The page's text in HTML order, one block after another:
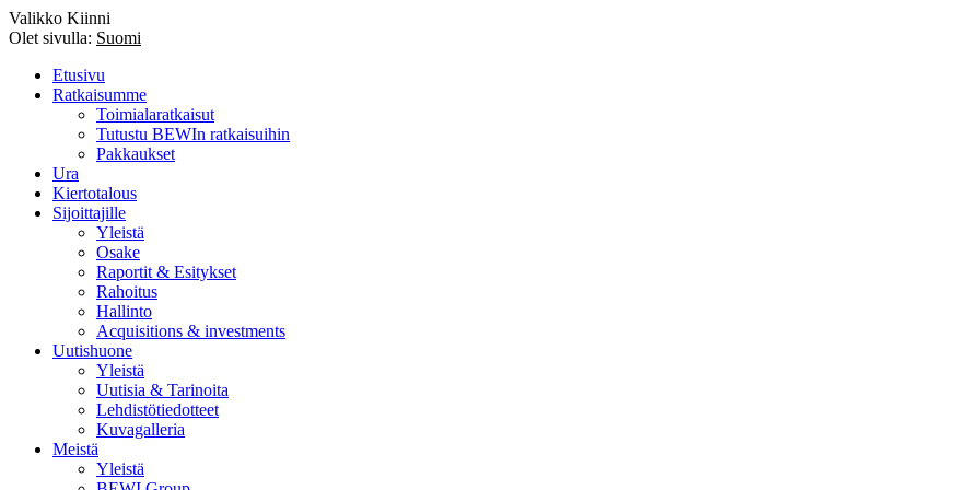
Valikko Kiinni
Olet sivulla: Suomi
Etusivu
Ratkaisumme
Toimialaratkaisut
Tutustu BEWIn ratkaisuihin
Pakkaukset
Ura
Kiertotalous
Sijoittajille
Yleistä
Osake
Raportit & Esitykset
Rahoitus
Hallinto
Acquisitions & investments
Uutishuone
Yleistä
Uutisia & Tarinoita
Lehdistötiedotteet
Kuvagalleria
Meistä
Yleistä